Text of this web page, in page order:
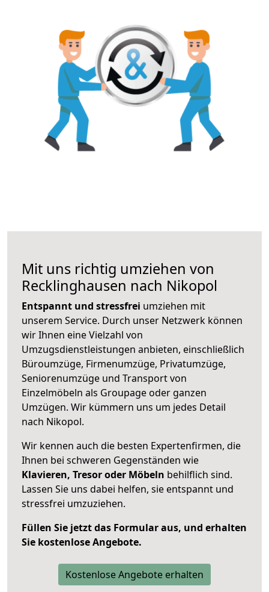
Mit uns richtig umziehen von
Recklinghausen nach Nikopol
Entspannt und stressfrei umziehen mit
unserem Service. Durch unser Netzwerk können
wir Ihnen eine Vielzahl von
Umzugsdienstleistungen anbieten, einschließlich
Büroumzüge, Firmenumzüge, Privatumzüge,
Seniorenumzüge und Transport von
Einzelmöbeln als Groupage oder ganzen
Umzügen. Wir kümmern uns um jedes Detail
nach Nikopol.
Wir kennen auch die besten Expertenfirmen, die
Ihnen bei schweren Gegenständen wie
Klavieren, Tresor oder Möbeln behilflich sind.
Lassen Sie uns dabei helfen, sie entspannt und
stressfrei umzuziehen.
Füllen Sie jetzt das Formular aus, und erhalten
Sie kostenlose Angebote.
Kostenlose Angebote erhalten